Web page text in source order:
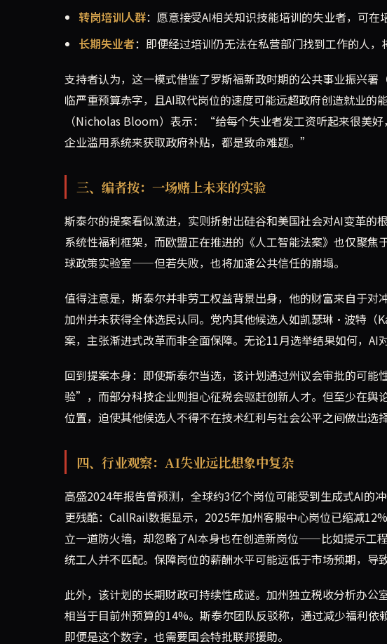
转岗培训人群：愿意接受AI相关知识技能培训的失业者，可在
长期失业者：即便经过培训仍无法在私营部门找到工作的人，
支持者认为，这一模式借鉴了罗斯福新政时期的公共事业振兴署
临严重预算赤字，且AI取代岗位的速度可能远超政府创造就业
（Nicholas Bloom）表示：“给每个失业者发工资听起来很美
企业滥用系统来获取政府补贴，都是致命难题。”
三、编者按：一场赌上未来的实验
斯泰尔的提案看似激进，实则折射出硅谷和美国社会对AI变革的
系统性福利框架，而欧盟正在推进的《人工智能法案》也仅聚
球政策实验室——但若失败，也将加速公共信任的崩塌。
值得注意是，斯泰尔并非劳工权益背景出身，他的财富来自于
加州并未获得全体选民认同。党内其他候选人如凯瑟琳·波特
案，主张渐进式改革而非全面保障。无论11月选举结果如何，AI
回到提案本身：即使斯泰尔当选，该计划通过州议会审批的可
验”，而部分科技企业则担心征税会驱赶创新人才。但至少在
位置，迫使其他候选人不得不在技术红利与社会公平之间做出选择
四、行业观察：AI失业远比想象中复杂
高盛2024年报告曾预测，全球约3亿个岗位可能受到生成式AI
更残酷：CallRail数据显示，2025年加州客服中心岗位已缩减
立一道防火墙，却忽略了AI本身也在创造新岗位——比如提示
统工人并不匹配。保障岗位的薪酬水平可能远低于市场预期，导
此外，该计划的长期财政可持续性成谜。加州独立税收分析办公
相当于目前州预算的14%。斯泰尔团队反驳称，通过减少福利
即便是这个数字，也需要国会特批联邦援助。